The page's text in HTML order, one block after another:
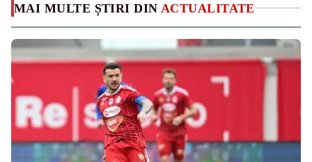
MAI MULTE ȘTIRI DIN ACTUALITATE